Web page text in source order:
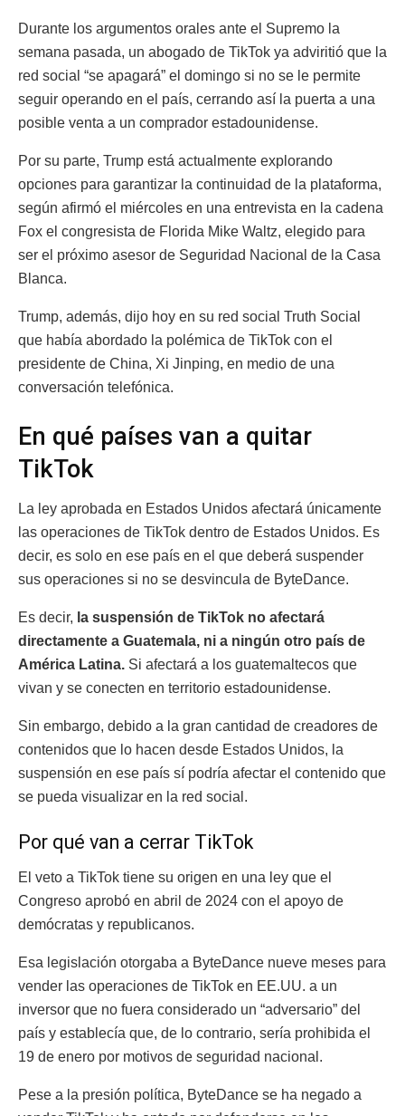
Durante los argumentos orales ante el Supremo la
semana pasada, un abogado de TikTok ya adviritió que la
red social “se apagará” el domingo si no se le permite
seguir operando en el país, cerrando así la puerta a una
posible venta a un comprador estadounidense.
Por su parte, Trump está actualmente explorando
opciones para garantizar la continuidad de la plataforma,
según afirmó el miércoles en una entrevista en la cadena
Fox el congresista de Florida Mike Waltz, elegido para
ser el próximo asesor de Seguridad Nacional de la Casa
Blanca.
Trump, además, dijo hoy en su red social Truth Social
que había abordado la polémica de TikTok con el
presidente de China, Xi Jinping, en medio de una
conversación telefónica.
En qué países van a quitar
TikTok
La ley aprobada en Estados Unidos afectará únicamente
las operaciones de TikTok dentro de Estados Unidos. Es
decir, es solo en ese país en el que deberá suspender
sus operaciones si no se desvincula de ByteDance.
Es decir, la suspensión de TikTok no afectará
directamente a Guatemala, ni a ningún otro país de
América Latina. Si afectará a los guatemaltecos que
vivan y se conecten en territorio estadounidense.
Sin embargo, debido a la gran cantidad de creadores de
contenidos que lo hacen desde Estados Unidos, la
suspensión en ese país sí podría afectar el contenido que
se pueda visualizar en la red social.
Por qué van a cerrar TikTok
El veto a TikTok tiene su origen en una ley que el
Congreso aprobó en abril de 2024 con el apoyo de
demócratas y republicanos.
Esa legislación otorgaba a ByteDance nueve meses para
vender las operaciones de TikTok en EE.UU. a un
inversor que no fuera considerado un “adversario” del
país y establecía que, de lo contrario, sería prohibida el
19 de enero por motivos de seguridad nacional.
Pese a la presión política, ByteDance se ha negado a